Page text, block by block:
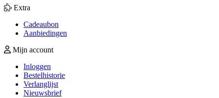
Extra
Cadeaubon
Aanbiedingen
Mijn account
Inloggen
Bestelhistorie
Verlanglijst
Nieuwsbrief